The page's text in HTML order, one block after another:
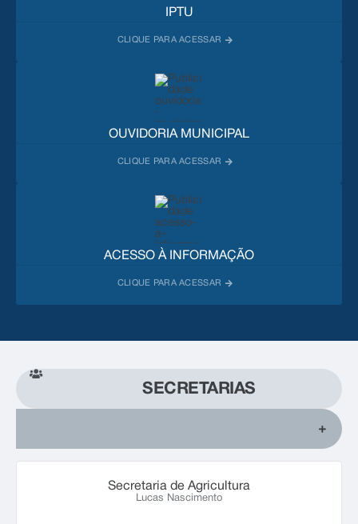
IPTU
OUVIDORIA MUNICIPAL
ACESSO À INFORMAÇÃO
SECRETARIAS
Secretaria de Agricultura
Lucas Nascimento